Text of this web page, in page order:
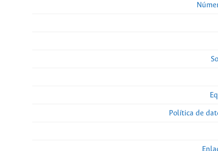
Política de